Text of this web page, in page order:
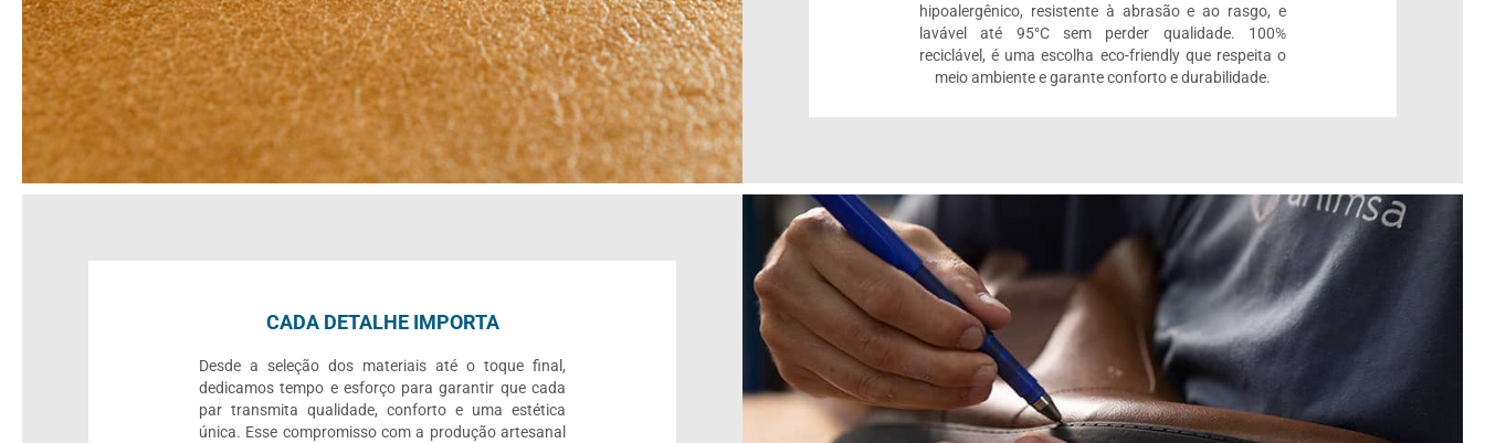
hipoalergênico, resistente à abrasão e ao rasgo, e
lavável até 95°C sem perder qualidade. 100%
reciclável, é uma escolha eco-friendly que respeita o
meio ambiente e garante conforto e durabilidade.
CADA DETALHE IMPORTA
Desde a seleção dos materiais até o toque final,
dedicamos tempo e esforço para garantir que cada
par transmita qualidade, conforto e uma estética
única. Esse compromisso com a produção artesanal